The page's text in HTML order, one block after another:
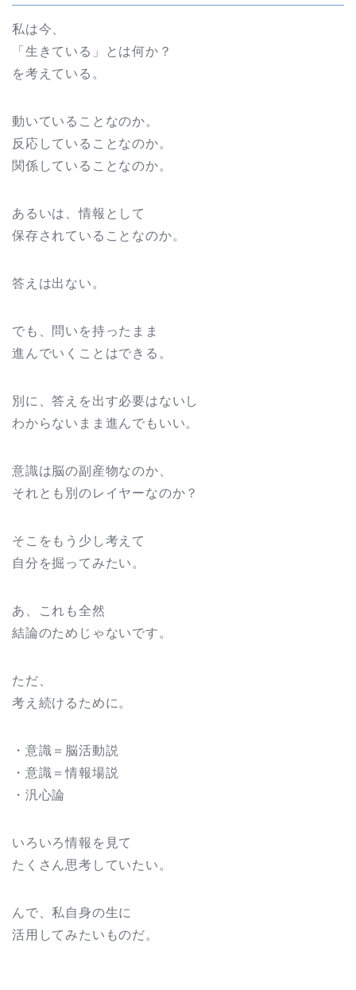
私は今、
「生きている」とは何か？
を考えている。
動いていることなのか。
反応していることなのか。
関係していることなのか。
あるいは、情報として
保存されていることなのか。
答えは出ない。
でも、問いを持ったまま
進んでいくことはできる。
別に、答えを出す必要はないし
わからないまま進んでもいい。
意識は脳の副産物なのか、
それとも別のレイヤーなのか？
そこをもう少し考えて
自分を掘ってみたい。
あ、これも全然
結論のためじゃないです。
ただ、
考え続けるために。
・意識＝脳活動説
・意識＝情報場説
・汎心論
いろいろ情報を見て
たくさん思考していたい。
んで、私自身の生に
活用してみたいものだ。